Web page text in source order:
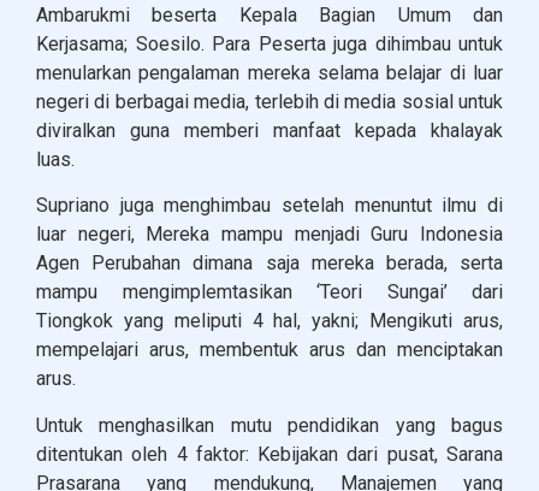
Ambarukmi beserta Kepala Bagian Umum dan
Kerjasama; Soesilo. Para Peserta juga dihimbau untuk
menularkan pengalaman mereka selama belajar di luar
negeri di berbagai media, terlebih di media sosial untuk
diviralkan guna memberi manfaat kepada khalayak
luas.
Supriano juga menghimbau setelah menuntut ilmu di
luar negeri, Mereka mampu menjadi Guru Indonesia
Agen Perubahan dimana saja mereka berada, serta
mampu mengimplemtasikan ‘Teori Sungai’ dari
Tiongkok yang meliputi 4 hal, yakni; Mengikuti arus,
mempelajari arus, membentuk arus dan menciptakan
arus.
Untuk menghasilkan mutu pendidikan yang bagus
ditentukan oleh 4 faktor: Kebijakan dari pusat, Sarana
Prasarana yang mendukung, Manajemen yang